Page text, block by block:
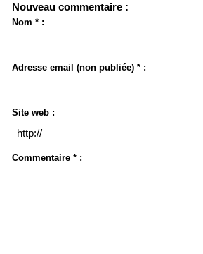
Nouveau commentaire :
Nom * :
Adresse email (non publiée) * :
Site web :
Commentaire * :